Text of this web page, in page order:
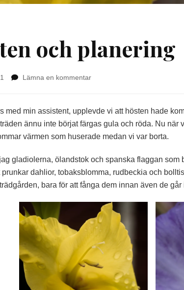
och planering
Lämna en kommentarpå
rabatten
planering
med min assistent, upplevde vi att hösten hade
ännu inte börjat färgas gula och röda. Nu när
värmen som huserade medan vi var borta.
gladiolerna, ölandstok och spanska flaggan som
dahlior, tobaksblomma, rudbeckia och
bara för att fånga dem innan även de går